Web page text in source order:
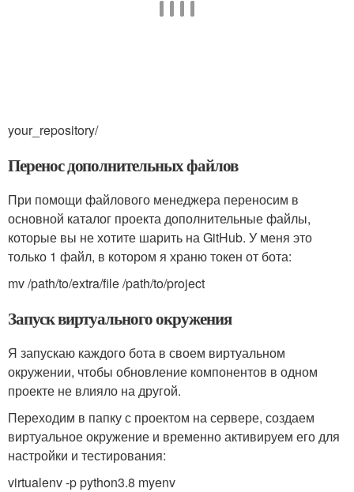
your_repository/
Перенос дополнительных файлов
При помощи файлового менеджера переносим в
основной каталог проекта дополнительные файлы,
которые вы не хотите шарить на GitHub. У меня это
только 1 файл, в котором я храню токен от бота:
mv /path/to/extra/file /path/to/project
Запуск виртуального окружения
Я запускаю каждого бота в своем виртуальном
окружении, чтобы обновление компонентов в одном
проекте не влияло на другой.
Переходим в папку с проектом на сервере, создаем
виртуальное окружение и временно активируем его для
настройки и тестирования:
virtualenv -p python3.8 myenv